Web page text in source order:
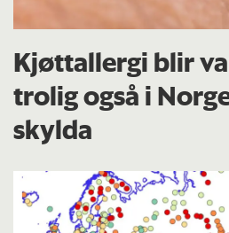
Kjøttallergi blir
trolig også i
skylda